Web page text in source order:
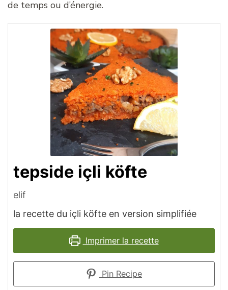
de temps ou d’énergie.
tepside içli köfte
elif
la recette du içli köfte en version simplifiée
Imprimer la recette
Pin Recipe